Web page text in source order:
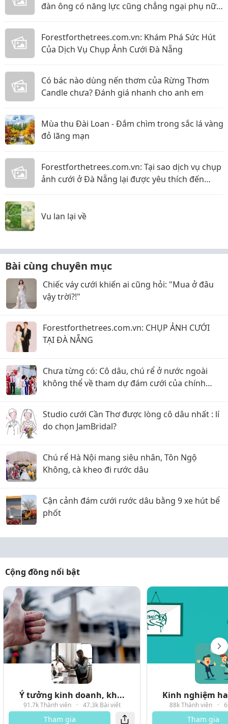
đàn ông có năng lực cũng chẳng ngại phụ nữ
Forestforthetrees.com.vn: Khám Phá Sức Hút
Của Dịch Vụ Chụp Ảnh Cưới Đà Nẵng
Có bác nào dùng nến thơm của Rừng Thơm
Candle chưa? Đánh giá nhanh cho anh em
Mùa thu Đài Loan - Đắm chìm trong sắc lá vàng
đỏ lãng mạn
Forestforthetrees.com.vn: Tại sao dịch vụ chụp
ảnh cưới ở Đà Nẵng lại được yêu thích đến
Vu lan lại về
Bài cùng chuyên mục
Chiếc váy cưới khiến ai cũng hỏi: "Mua ở đâu
vậy trời?!"
Forestforthetrees.com.vn: CHỤP ẢNH CƯỚI
TẠI ĐÀ NẴNG
Chưa từng có: Cô dâu, chú rể ở nước ngoài
không thể về tham dự đám cưới của chính
Studio cưới Cần Thơ được lòng cô dâu nhất : lí
do chọn JamBridal?
Chú rể Hà Nội mang siêu nhân, Tôn Ngộ
Không, cà kheo đi rước dâu
Cận cảnh đám cưới rước dâu bằng 9 xe hút bể
phốt
Cộng đồng nổi bật
Ý tưởng kinh doanh, kh...
91.7k Thành viên · 47.3k Bài viết
Tham gia
Kinh nghiệm
88k Thành viên ·
Tham gia